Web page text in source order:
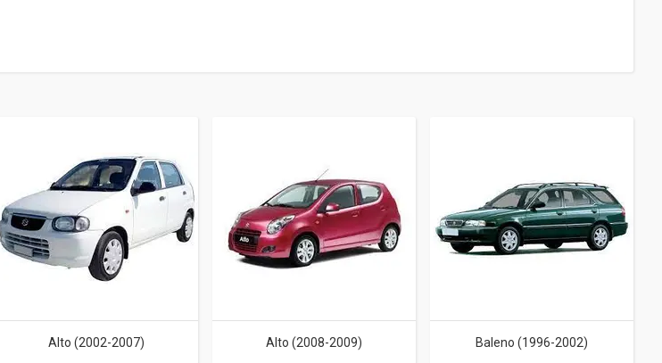
Alto (2002-2007) Alto (2008-2009) Baleno (1996-2002)